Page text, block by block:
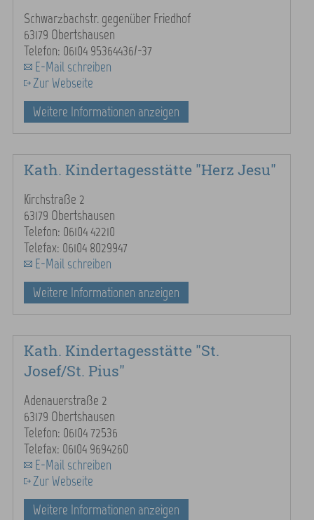
Schwarzbachstr. gegenüber Friedhof
63179 Obertshausen
Telefon: 06104 95364436/-37
E-Mail schreiben
Zur Webseite
Weitere Informationen anzeigen
Kath. Kindertagesstätte "Herz Jesu"
Kirchstraße 2
63179 Obertshausen
Telefon: 06104 42210
Telefax: 06104 8029947
E-Mail schreiben
Weitere Informationen anzeigen
Kath. Kindertagesstätte "St.
Josef/St. Pius"
Adenauerstraße 2
63179 Obertshausen
Telefon: 06104 72536
Telefax: 06104 9694260
E-Mail schreiben
Zur Webseite
Weitere Informationen anzeigen